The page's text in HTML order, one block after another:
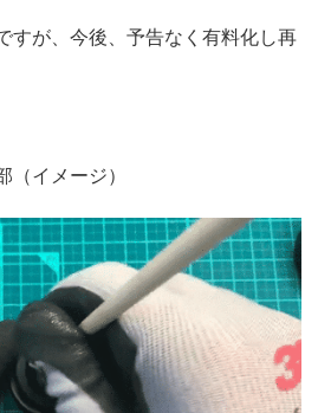
すが、今後、予告なく有料化し再
（イメージ）